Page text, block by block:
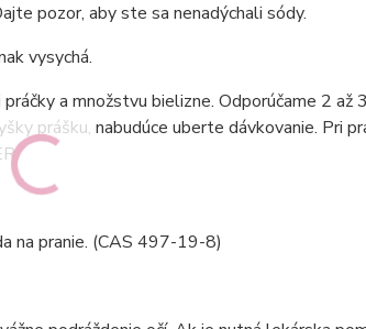
pozor, aby ste sa nenadýchali sódy.
vysychá.
a množstvu bielizne. Odporúčame 2
prášku, nabudúce uberte dávkovanie. Pri
.
na pranie. (CAS 497-19-8)